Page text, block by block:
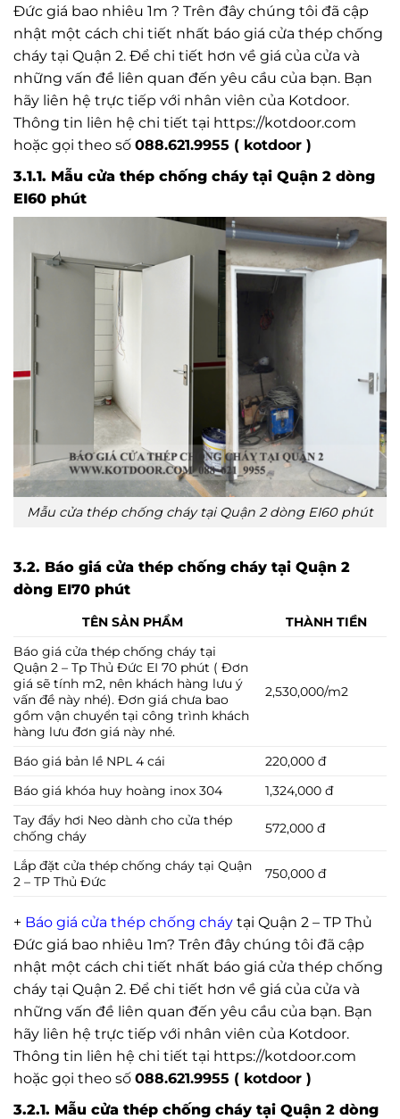
Đức giá bao nhiêu 1m ? Trên đây chúng tôi đã cập
nhật một cách chi tiết nhất báo giá cửa thép chống
cháy tại Quận 2. Để chi tiết hơn về giá của cửa và
những vấn đề liên quan đến yêu cầu của bạn. Bạn
hãy liên hệ trực tiếp với nhân viên của Kotdoor.
Thông tin liên hệ chi tiết tại https://kotdoor.com
hoặc gọi theo số 088.621.9955 ( kotdoor )
3.1.1. Mẫu cửa thép chống cháy tại Quận 2 dòng
EI60 phút
Mẫu cửa thép chống cháy tại Quận 2 dòng EI60 phút
3.2. Báo giá cửa thép chống cháy tại Quận 2
dòng EI70 phút
TÊN SẢN PHẨM
THÀNH TIỀN
Báo giá cửa thép chống cháy tại
Quận 2 – Tp Thủ Đức EI 70 phút ( Đơn
giá sẽ tính m2, nên khách hàng lưu ý
vấn đề này nhé). Đơn giá chưa bao
gồm vận chuyển tại công trình khách
hàng lưu đơn giá này nhé.
2,530,000/m2
Báo giá bản lề NPL 4 cái
220,000 đ
Báo giá khóa huy hoàng inox 304
1,324,000 đ
Tay đẩy hơi Neo dành cho cửa thép
chống cháy
572,000 đ
Lắp đặt cửa thép chống cháy tại Quận
2 – TP Thủ Đức
750,000 đ
+ Báo giá cửa thép chống cháy tại Quận 2 – TP Thủ
Đức giá bao nhiêu 1m? Trên đây chúng tôi đã cập
nhật một cách chi tiết nhất báo giá cửa thép chống
cháy tại Quận 2. Để chi tiết hơn về giá của cửa và
những vấn đề liên quan đến yêu cầu của bạn. Bạn
hãy liên hệ trực tiếp với nhân viên của Kotdoor.
Thông tin liên hệ chi tiết tại https://kotdoor.com
hoặc gọi theo số 088.621.9955 ( kotdoor )
3.2.1. Mẫu cửa thép chống cháy tại Quận 2 dòng